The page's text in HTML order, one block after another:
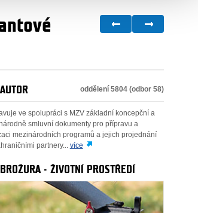
AUTOR oddělení 5804 (odbor 58)
ve spolupráci s MZV základní koncepční a
smluvní dokumenty pro přípravu a
mezinárodních programů a jejich projednání
partnery... více
BROŽURA - ŽIVOTNÍ PROSTŘEDÍ